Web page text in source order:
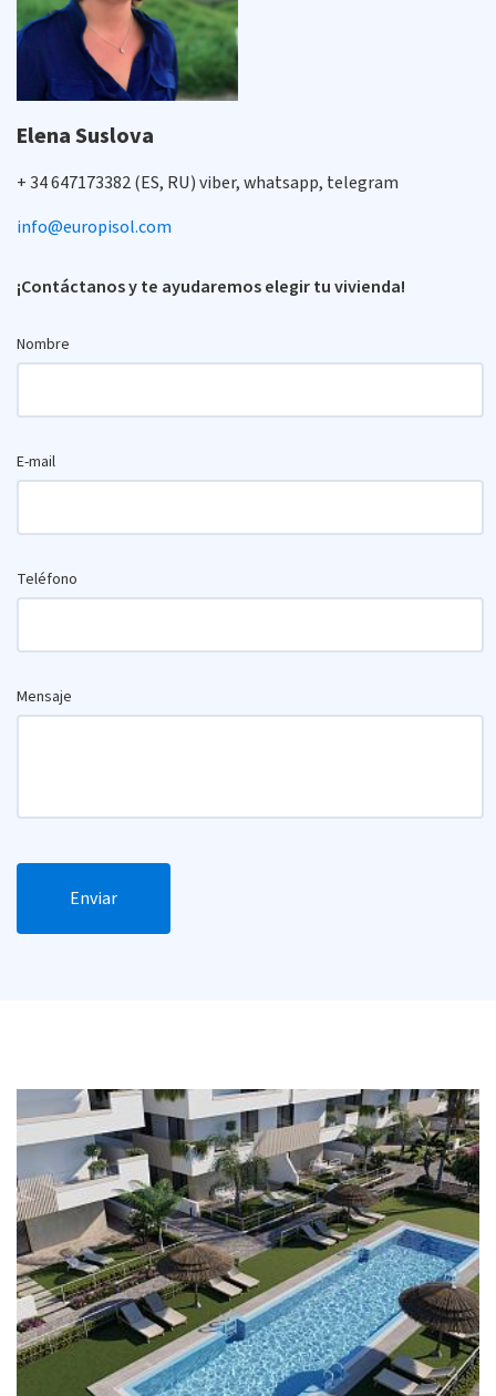
Elena Suslova
+ 34 647173382 (ES, RU) viber, whatsapp, telegram
info@europisol.com
¡Contáctanos y te ayudaremos elegir tu vivienda!
Nombre
E-mail
Teléfono
Mensaje
Enviar